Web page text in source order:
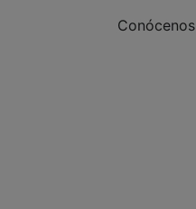
Conócenos